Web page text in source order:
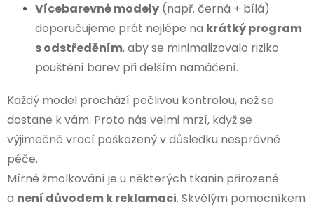
Vícebarevné modely (např. černá + bílá)
doporučujeme prát nejlépe na krátký program
s odstředěním, aby se minimalizovalo riziko
pouštění barev při delším namáčení.
Každý model prochází pečlivou kontrolou, než se
dostane k vám. Proto nás velmi mrzí, když se
výjimečně vrací poškozený v důsledku nesprávné
péče.
Mírné žmolkování je u některých tkanin přirozené
a není důvodem k reklamaci. Skvělým pomocníkem